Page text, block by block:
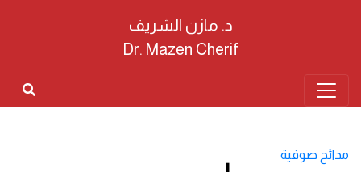
د. مازن الشريف
Dr. Mazen Cherif
مدائح صوفية